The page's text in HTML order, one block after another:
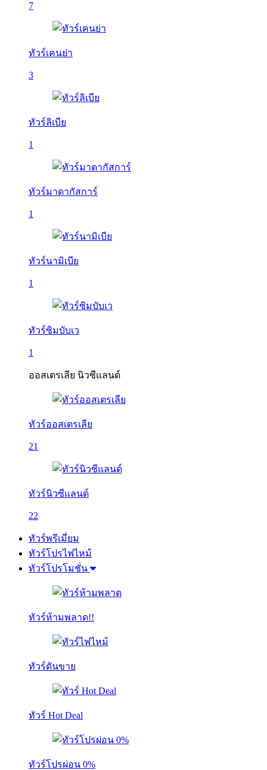
7
ทัวร์เคนย่า
3
ทัวร์ลิเบีย
1
ทัวร์มาดากัสการ์
1
ทัวร์นามิเบีย
1
ทัวร์ซิมบับเว
1
ออสเตรเลีย นิวซีแลนด์
ทัวร์ออสเตรเลีย
21
ทัวร์นิวซีแลนด์
22
ทัวร์พรีเมี่ยม
ทัวร์โปรไฟไหม้
ทัวร์โปรโมชั่น
ทัวร์ห้ามพลาด!!
ทัวร์ดันขาย
ทัวร์ Hot Deal
ทัวร์โปรผ่อน 0%